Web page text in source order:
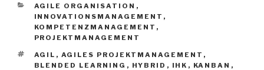
KATEGORIEN
AGILE ORGANISATION ,
INNOVATIONSMANAGEMENT ,
KOMPETENZMANAGEMENT ,
PROJEKTMANAGEMENT
SCHLAGWÖRTER
AGIL , AGILES PROJEKTMANAGEMENT ,
BLENDED LEARNING , HYBRID , IHK , KANBAN ,